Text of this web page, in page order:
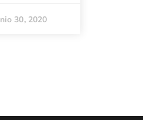
30, 2020